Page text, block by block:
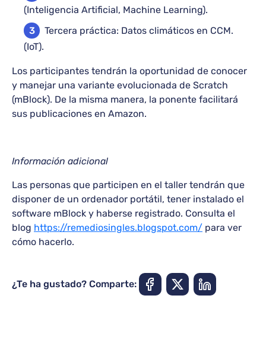
(Inteligencia Artificial, Machine Learning).
Tercera práctica: Datos climáticos en CCM.
(IoT).
Los participantes tendrán la oportunidad de conocer
y manejar una variante evolucionada de Scratch
(mBlock). De la misma manera, la ponente facilitará
sus publicaciones en Amazon.
Información adicional
Las personas que participen en el taller tendrán que
disponer de un ordenador portátil, tener instalado el
software mBlock y haberse registrado. Consulta el
blog https://remediosingles.blogspot.com/ para ver
cómo hacerlo.
¿Te ha gustado? Comparte: